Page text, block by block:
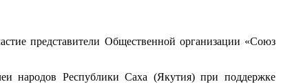
представители Общественной организации «Союз
народов Республики Саха (Якутия) при поддержке